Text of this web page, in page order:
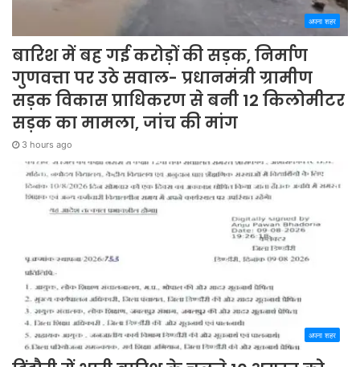
अपना शहर
बारिश में बह गई करोड़ों की सड़क, निर्माण
गुणवत्ता पर उठे सवाल- प्रधानमंत्री ग्रामीण
सड़क विकास प्राधिकरण से बनी 12 किलोमीटर
सड़क का मामला, जांच की मांग
3 hours ago
अपना शहर